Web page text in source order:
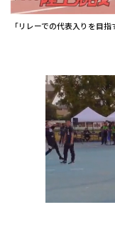
「リレーでの代表入りを目